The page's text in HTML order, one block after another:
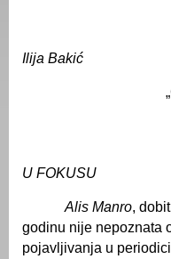
Ilija Bakić
U FOKUSU
Alis Manro,
godinu nije nepoznata
pojavljivanja u